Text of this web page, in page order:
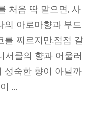
처음 딱 맡으면, 사
의 아로마향과 부드
를 찌르지만,점점 갈
서클의 향과 어울러
성숙한 향이 아닐까
…